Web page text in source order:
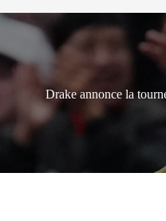
Drake annonce la